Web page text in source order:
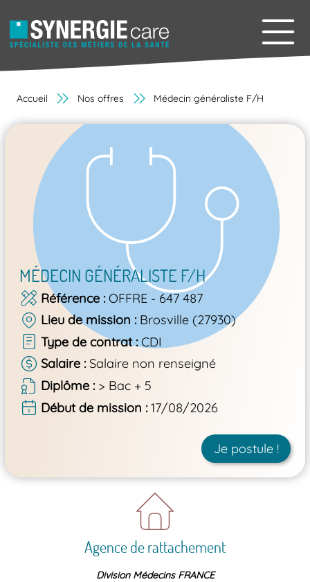
Accueil Nos offres Médecin généraliste F/H
MÉDECIN GÉNÉRALISTE F/H
Référence OFFRE - 647 487
Lieu de mission
Brosville (27930)
Type de contrat CDI
Salaire Salaire non renseigné
Diplôme
> Bac + 5
Début de mission
17/08/2026
Je postule !
Agence de rattachement
Division Médecins FRANCE